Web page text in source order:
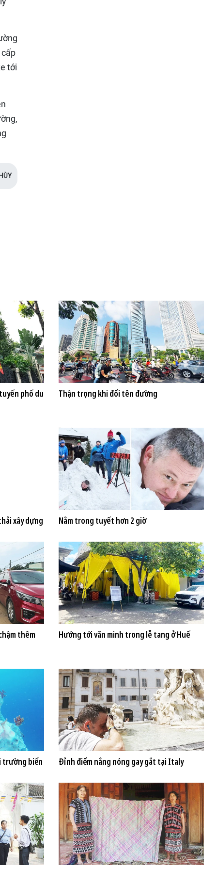
tới
phố du
Thận trọng khi đổi tên đường
xây dựng Nằm trong tuyết hơn 2 giờ
thêm Hướng tới văn minh trong lễ tang ở Huế
trường biển Đỉnh điểm nắng nóng gay gắt tại Italy